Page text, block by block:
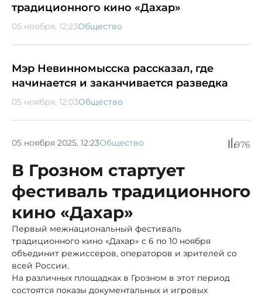
традиционного кино «Дахар»
05 ноября, 12:23Общество
Мэр Невинномысска рассказал, где
начинается и заканчивается разведка
05 ноября, 12:03Общество
05 ноября 2025, 12:23Общество 976
В Грозном стартует
фестиваль традиционного
кино «Дахар»
Первый межнациональный фестиваль
традиционного кино «Дахар» с 6 по 10 ноября
объединит режиссеров, операторов и зрителей со
всей России.
На различных площадках в Грозном в этот период
состоятся показы документальных и игровых